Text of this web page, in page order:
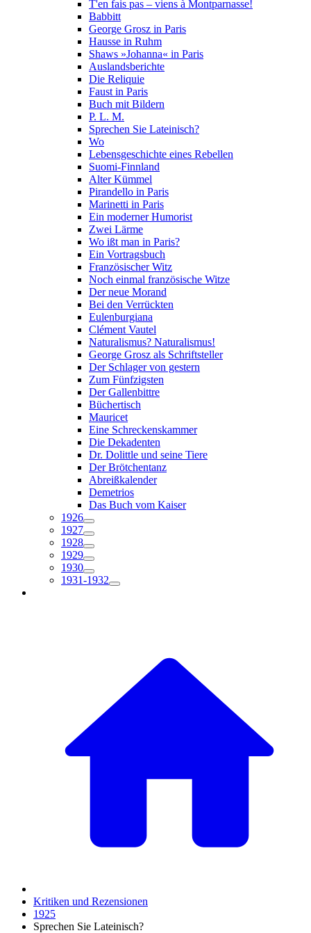
T'en fais pas – viens à Montparnasse!
Babbitt
George Grosz in Paris
Hausse in Ruhm
Shaws »Johanna« in Paris
Auslandsberichte
Die Reliquie
Faust in Paris
Buch mit Bildern
P. L. M.
Sprechen Sie Lateinisch?
Wo
Lebensgeschichte eines Rebellen
Suomi-Finnland
Alter Kümmel
Pirandello in Paris
Marinetti in Paris
Ein moderner Humorist
Zwei Lärme
Wo ißt man in Paris?
Ein Vortragsbuch
Französischer Witz
Noch einmal französische Witze
Der neue Morand
Bei den Verrückten
Eulenburgiana
Clément Vautel
Naturalismus? Naturalismus!
George Grosz als Schriftsteller
Der Schlager von gestern
Zum Fünfzigsten
Der Gallenbittre
Büchertisch
Mauricet
Eine Schreckenskammer
Die Dekadenten
Dr. Dolittle und seine Tiere
Der Brötchentanz
Abreißkalender
Demetrios
Das Buch vom Kaiser
1926
1927
1928
1929
1930
1931-1932
Kritiken und Rezensionen
1925
Sprechen Sie Lateinisch?